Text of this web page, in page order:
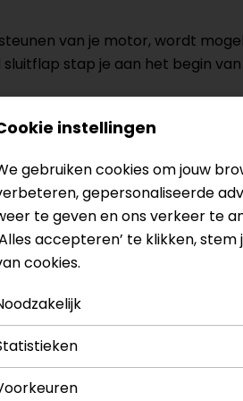
van je motor, wordt
stap je aan het begin
je komende motoravontuur;
instellingen
gebruiken cookies om jouw
gepersonaliseerde
te geven en ons verkeer te
accepteren’ te klikken,
cookies.